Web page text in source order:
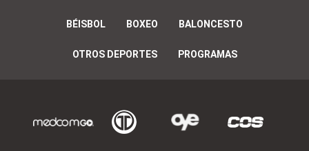
BÉISBOL BOXEO BALONCESTO
OTROS DEPORTES PROGRAMAS